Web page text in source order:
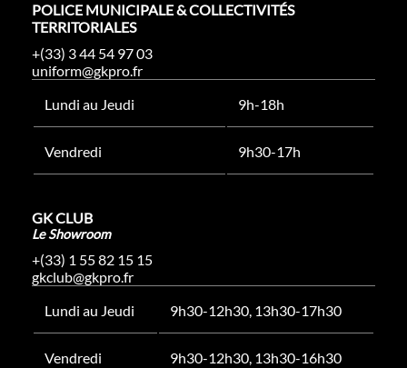
POLICE MUNICIPALE & COLLECTIVITÉS
TERRITORIALES
+(33) 3 44 54 97 03
uniform@gkpro.fr
Lundi au Jeudi
9h-18h
Vendredi 9h30-17h
GK CLUB
Le Showroom
+(33) 1 55 82 15 15
gkclub@gkpro.fr
Lundi au Jeudi
9h30-12h30, 13h30-17h30
Vendredi 9h30-12h30, 13h30-16h30